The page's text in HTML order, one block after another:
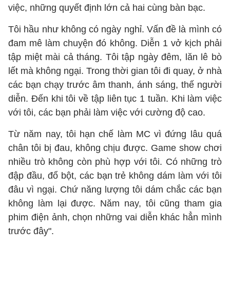
việc, những quyết định lớn cả hai cùng bàn bạc.
Tôi hầu như không có ngày nghỉ. Vấn đề là mình có
đam mê làm chuyện đó không. Diễn 1 vở kịch phải
tập miệt mài cả tháng. Tôi tập ngày đêm, lăn lê bò
lết mà không ngại. Trong thời gian tôi đi quay, ở nhà
các bạn chạy trước âm thanh, ánh sáng, thế người
diễn. Đến khi tôi về tập liên tục 1 tuần. Khi làm việc
với tôi, các bạn phải làm việc với cường độ cao.
Từ năm nay, tôi hạn chế làm MC vì đứng lâu quá
chân tôi bị đau, không chịu được. Game show chơi
nhiều trò không còn phù hợp với tôi. Có những trò
đập đầu, đổ bột, các bạn trẻ không dám làm với tôi
đâu vì ngại. Chứ năng lượng tôi dám chắc các bạn
không làm lại được. Năm nay, tôi cũng tham gia
phim điện ảnh, chọn những vai diễn khác hẳn mình
trước đây".